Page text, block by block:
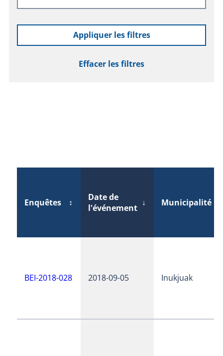
Appliquer les filtres
Effacer les filtres
Enquêtes ↕
Date de
l'événement ↓ Municipalité
BEI-2018-028 2018-09-05 Inukjuak